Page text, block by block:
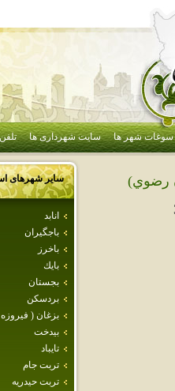
سوغات شهر ها سایت شهرداری ها
سایر شهرهای
انابد
باجگيران
باخرز
بايك
بجستان
بردسكن
بزغان (
بيدخت
تايباد
تربت جام
تربت حيدريه
رضوي)